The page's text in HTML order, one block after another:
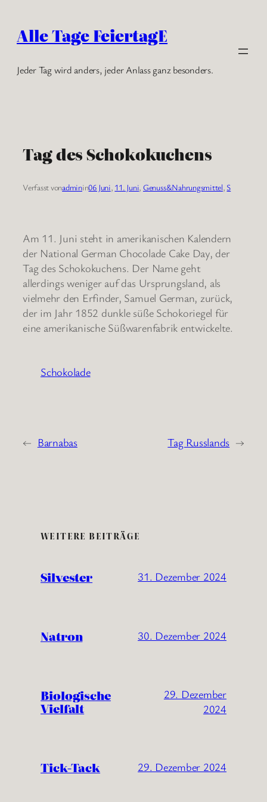
Inhalt
springen
Alle Tage FeiertagE
Jeder Tag wird anders, jeder Anlass ganz besonders.
Tag des Schokokuchens
Verfasst vonadminin06 Juni, 11. Juni, Genuss&Nahrungsmittel, S
Am 11. Juni steht in amerikanischen Kalendern
der National German Chocolade Cake Day, der
Tag des Schokokuchens. Der Name geht
allerdings weniger auf das Ursprungsland, als
vielmehr den Erfinder, Samuel German, zurück,
der im Jahr 1852 dunkle süße Schokoriegel für
eine amerikanische Süßwarenfabrik entwickelte.
Schokolade
← Barnabas Tag Russlands →
WEITERE BEITRÄGE
Silvester 31. Dezember 2024
Natron 30. Dezember 2024
Biologische
Vielfalt
29. Dezember
2024
Tick-Tack 29. Dezember 2024